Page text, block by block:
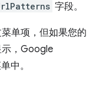
字段。
单项，但如果您的
示，Google
中。